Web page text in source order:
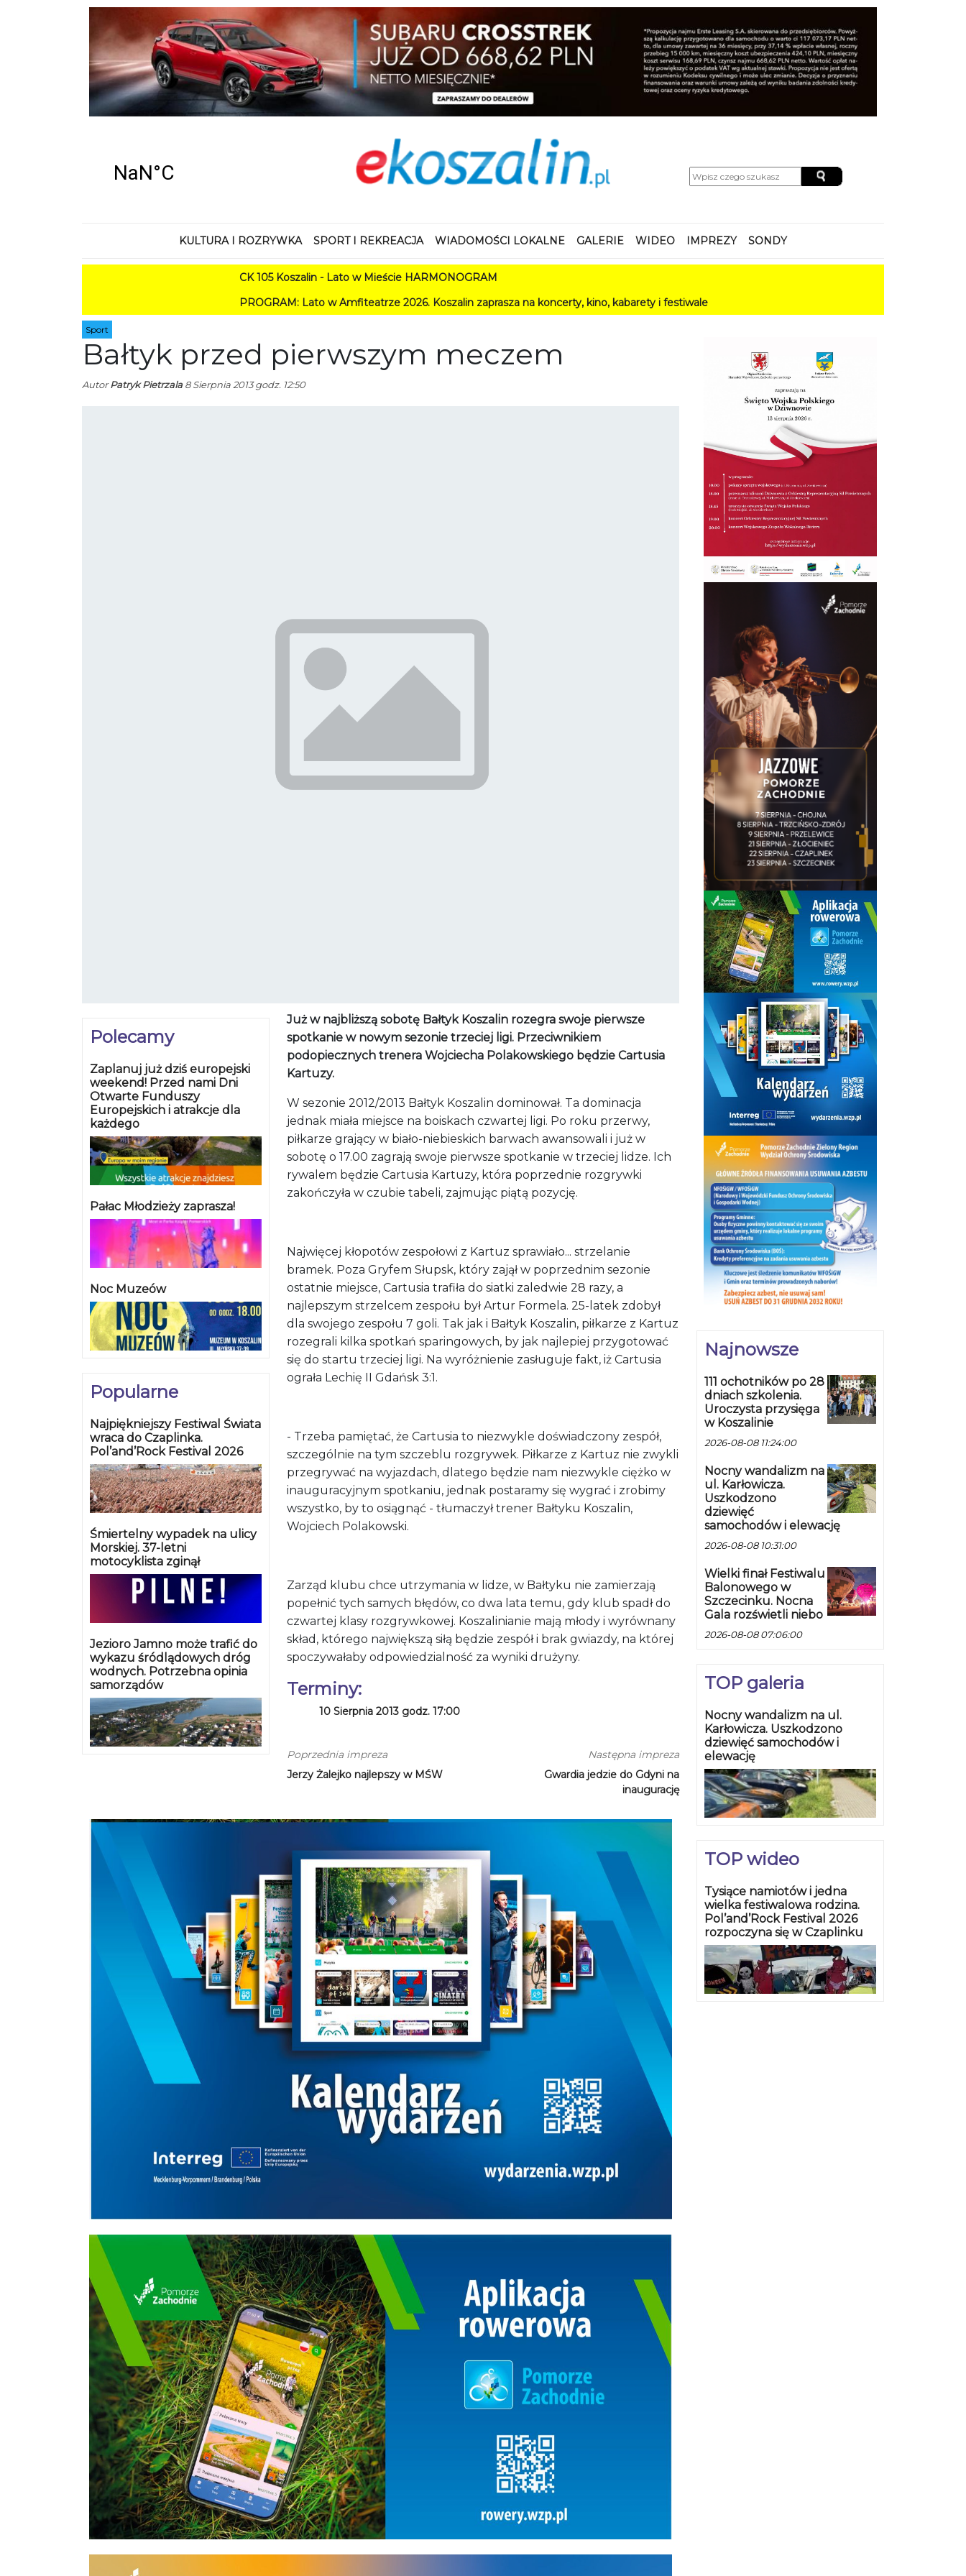
KULTURA I ROZRYWKA SPORT I REKREACJA WIADOMOŚCI LOKALNE GALERIE WIDEO IMPREZY SONDY
CK 105 Koszalin - Lato w Mieście HARMONOGRAM
PROGRAM: Lato w Amfiteatrze 2026. Koszalin zaprasza na koncerty, kino, kabarety i festiwale
Sport
Bałtyk przed pierwszym meczem
AutorPatryk Pietrzala8 Sierpnia 2013 godz. 12:50
Polecamy
Zaplanuj już dziś europejski
weekend! Przed nami Dni
Otwarte Funduszy
Europejskich i atrakcje dla
każdego
Pałac Młodzieży zaprasza!
Noc Muzeów
Popularne
Najpiękniejszy Festiwal Świata
wraca do Czaplinka.
Pol’and’Rock Festival 2026
Śmiertelny wypadek na ulicy
Morskiej. 37-letni
motocyklista zginął
Jezioro Jamno może trafić do
wykazu śródlądowych dróg
wodnych. Potrzebna opinia
samorządów
Już w najbliższą sobotę Bałtyk Koszalin rozegra swoje pierwsze
spotkanie w nowym sezonie trzeciej ligi. Przeciwnikiem
podopiecznych trenera Wojciecha Polakowskiego będzie Cartusia
Kartuzy.
W sezonie 2012/2013 Bałtyk Koszalin dominował. Ta dominacja
jednak miała miejsce na boiskach czwartej ligi. Po roku przerwy,
piłkarze grający w biało-niebieskich barwach awansowali i już w
sobotę o 17.00 zagrają swoje pierwsze spotkanie w trzeciej lidze. Ich
rywalem będzie Cartusia Kartuzy, która poprzednie rozgrywki
zakończyła w czubie tabeli, zajmując piątą pozycję.
Najwięcej kłopotów zespołowi z Kartuz sprawiało... strzelanie
bramek. Poza Gryfem Słupsk, który zajął w poprzednim sezonie
ostatnie miejsce, Cartusia trafiła do siatki zaledwie 28 razy, a
najlepszym strzelcem zespołu był Artur Formela. 25-latek zdobył
dla swojego zespołu 7 goli. Tak jak i Bałtyk Koszalin, piłkarze z Kartuz
rozegrali kilka spotkań sparingowych, by jak najlepiej przygotować
się do startu trzeciej ligi. Na wyróżnienie zasługuje fakt, iż Cartusia
ograła Lechię II Gdańsk 3:1.
- Trzeba pamiętać, że Cartusia to niezwykle doświadczony zespół,
szczególnie na tym szczeblu rozgrywek. Piłkarze z Kartuz nie zwykli
przegrywać na wyjazdach, dlatego będzie nam niezwykle ciężko w
inauguracyjnym spotkaniu, jednak postaramy się wygrać i zrobimy
wszystko, by to osiągnąć - tłumaczył trener Bałtyku Koszalin,
Wojciech Polakowski.
Zarząd klubu chce utrzymania w lidze, w Bałtyku nie zamierzają
popełnić tych samych błędów, co dwa lata temu, gdy klub spadł do
czwartej klasy rozgrywkowej. Koszalinianie mają młody i wyrównany
skład, którego największą siłą będzie zespół i brak gwiazdy, na której
spoczywałaby odpowiedzialność za wyniki drużyny.
Terminy:
10 Sierpnia 2013 godz. 17:00
Poprzednia impreza
Jerzy Żalejko najlepszy w MŚW
Następna impreza
Gwardia jedzie do Gdyni na
inaugurację
Najnowsze
111 ochotników po 28
dniach szkolenia.
Uroczysta przysięga
w Koszalinie
2026-08-08 11:24:00
Nocny wandalizm na
ul. Karłowicza.
Uszkodzono
dziewięć
samochodów i elewację
2026-08-08 10:31:00
Wielki finał Festiwalu
Balonowego w
Szczecinku. Nocna
Gala rozświetli niebo
2026-08-08 07:06:00
TOP galeria
Nocny wandalizm na ul.
Karłowicza. Uszkodzono
dziewięć samochodów i
elewację
TOP wideo
Tysiące namiotów i jedna
wielka festiwalowa rodzina.
Pol’and’Rock Festival 2026
rozpoczyna się w Czaplinku